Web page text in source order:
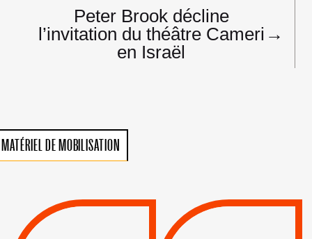
Peter Brook décline
l’invitation du théâtre Cameri
en Israël
→
MATÉRIEL DE MOBILISATION
VIOLATIONS DES